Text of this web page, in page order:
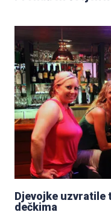
Djevojke uzvratile
dečkima